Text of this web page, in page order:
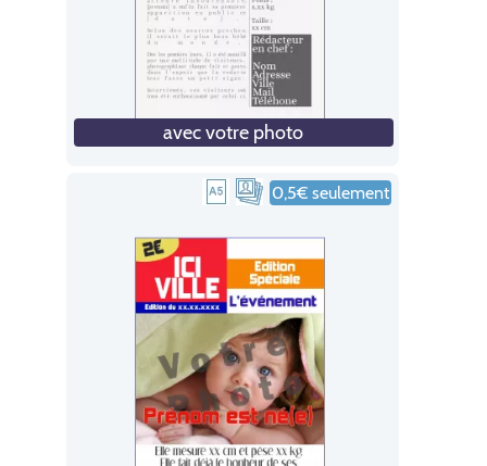
avec votre photo
0,5€ seulement